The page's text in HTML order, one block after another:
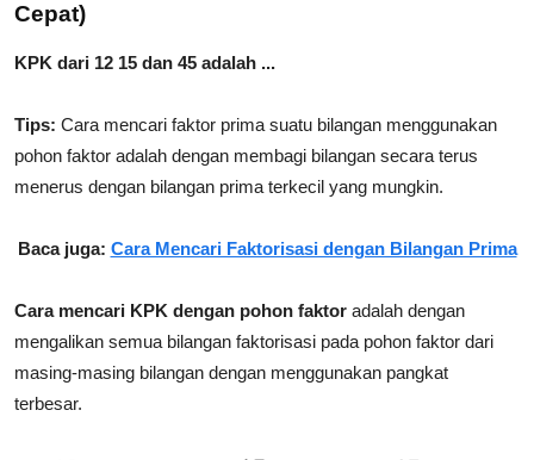
Cepat)
KPK dari 12 15 dan 45 adalah ...
Tips: Cara mencari faktor prima suatu bilangan menggunakan
pohon faktor adalah dengan membagi bilangan secara terus
menerus dengan bilangan prima terkecil yang mungkin.
Baca juga: Cara Mencari Faktorisasi dengan Bilangan Prima
Cara mencari KPK dengan pohon faktor adalah dengan
mengalikan semua bilangan faktorisasi pada pohon faktor dari
masing-masing bilangan dengan menggunakan pangkat
terbesar.